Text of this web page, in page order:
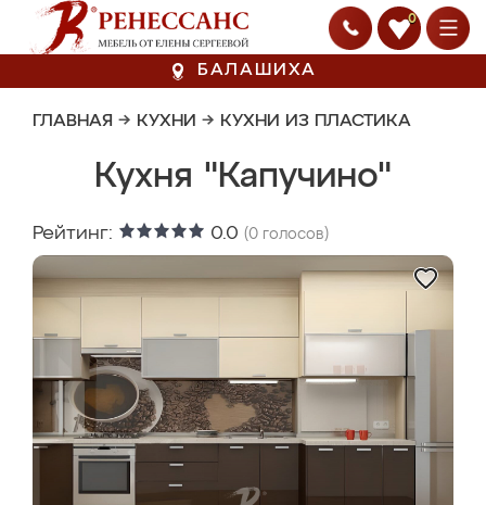
0
БАЛАШИХА
ГЛАВНАЯ → КУХНИ → КУХНИ ИЗ ПЛАСТИКА
Кухня "Капучино"
Рейтинг: 0.0 (0 голосов)